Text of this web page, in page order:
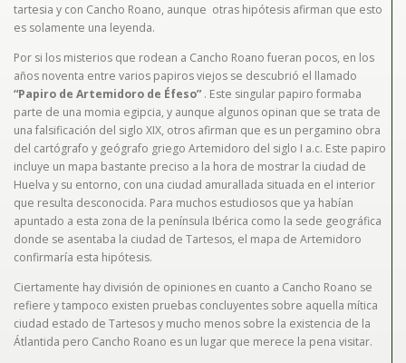
tartesia y con Cancho Roano, aunque otras hipótesis afirman que esto
es solamente una leyenda.
Por si los misterios que rodean a Cancho Roano fueran pocos, en los
años noventa entre varios papiros viejos se descubrió el llamado
“Papiro de Artemidoro de Éfeso”. Este singular papiro formaba
parte de una momia egipcia, y aunque algunos opinan que se trata de
una falsificación del siglo XIX, otros afirman que es un pergamino obra
del cartógrafo y geógrafo griego Artemidoro del siglo I a.c. Este papiro
incluye un mapa bastante preciso a la hora de mostrar la ciudad de
Huelva y su entorno, con una ciudad amurallada situada en el interior
que resulta desconocida. Para muchos estudiosos que ya habían
apuntado a esta zona de la península Ibérica como la sede geográfica
donde se asentaba la ciudad de Tartesos, el mapa de Artemidoro
confirmaría esta hipótesis.
Ciertamente hay división de opiniones en cuanto a Cancho Roano se
refiere y tampoco existen pruebas concluyentes sobre aquella mítica
ciudad estado de Tartesos y mucho menos sobre la existencia de la
Átlantida pero Cancho Roano es un lugar que merece la pena visitar.